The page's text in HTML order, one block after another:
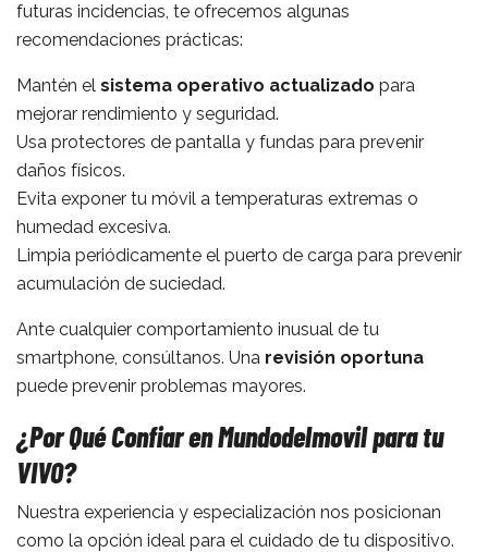
futuras incidencias, te ofrecemos algunas
recomendaciones prácticas:
Mantén el sistema operativo actualizado para
mejorar rendimiento y seguridad.
Usa protectores de pantalla y fundas para prevenir
daños físicos.
Evita exponer tu móvil a temperaturas extremas o
humedad excesiva.
Limpia periódicamente el puerto de carga para prevenir
acumulación de suciedad.
Ante cualquier comportamiento inusual de tu
smartphone, consúltanos. Una revisión oportuna
puede prevenir problemas mayores.
¿Por Qué Confiar en Mundodelmovil para tu
VIVO?
Nuestra experiencia y especialización nos posicionan
como la opción ideal para el cuidado de tu dispositivo.